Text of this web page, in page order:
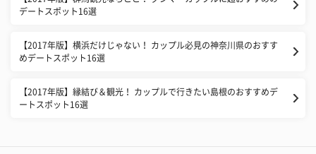
デートスポット16選
【2017年版】横浜だけじゃない！ カップル必見の神奈川県のおすす
めデートスポット16選
【2017年版】縁結び＆観光！ カップルで行きたい島根のおすすめデ
ートスポット16選